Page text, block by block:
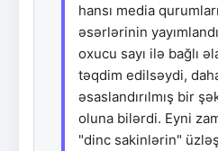
hansı media
əsərlərinin
oxucu sayı ilə bağlı
təqdim edilsəydi,
əsaslandırılmış bir
oluna bilərdi. Eyni
"dinc sakinlərin"